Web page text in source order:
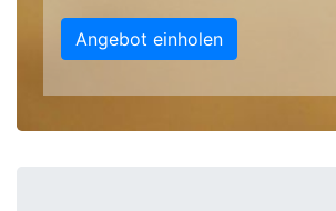
Angebot einholen